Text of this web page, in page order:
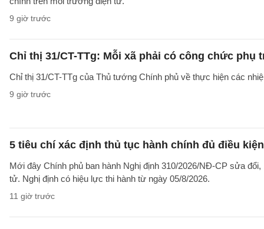
9 giờ trước
Chỉ thị 31/CT-TTg: Mỗi xã phải có công chức phụ
Chỉ thị 31/CT-TTg của Thủ tướng Chính phủ về thực hiện các
9 giờ trước
5 tiêu chí xác định thủ tục hành chính đủ điều
Mới đây Chính phủ ban hành Nghị định 310/2026/NĐ-CP sửa
tử. Nghị định có hiệu lực thi hành từ ngày 05/8/2026.
11 giờ trước